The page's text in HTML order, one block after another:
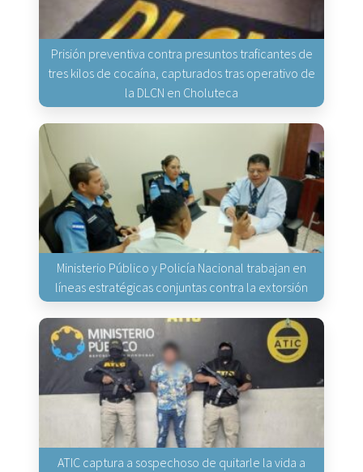
Prisión preventiva contra presuntos traficantes de
tres kilos de cocaína, capturados tras operativo de
la DLCN en Choluteca
Ministerio Público y Policía Nacional trabajan en
líneas estratégicas conjuntas contra la extorsión
ATIC captura a sospechoso de quitarle la vida a